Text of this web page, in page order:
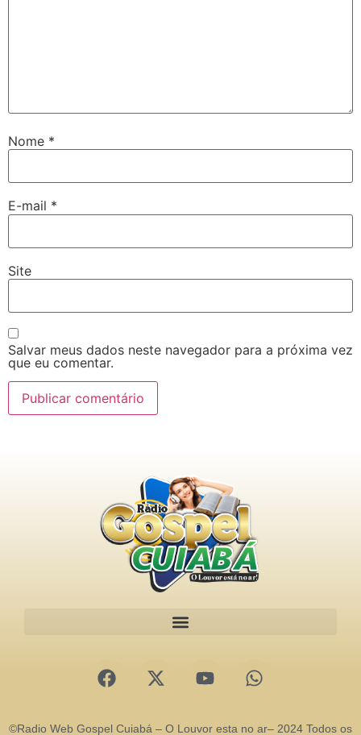
Nome *
E-mail *
Site
Salvar meus dados neste navegador para a próxima vez
que eu comentar.
©Radio Web Gospel Cuiabá – O Louvor esta no ar– 2024 Todos os